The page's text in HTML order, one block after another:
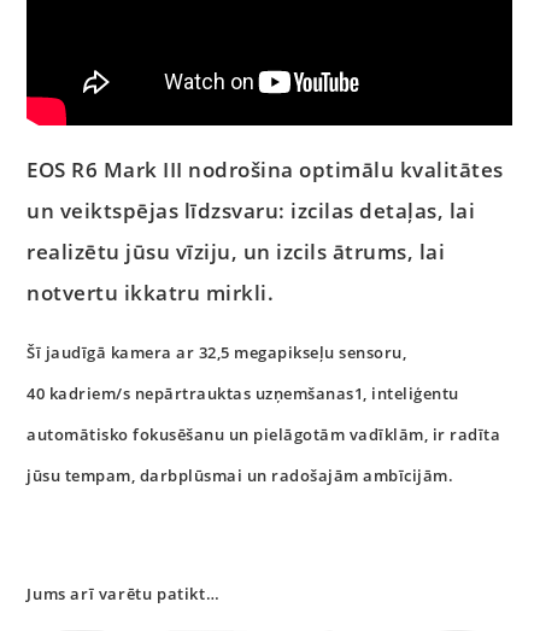
EOS R6 Mark III nodrošina optimālu kvalitātes
un veiktspējas līdzsvaru: izcilas detaļas, lai
realizētu jūsu vīziju, un izcils ātrums, lai
notvertu ikkatru mirkli.
Šī jaudīgā kamera ar 32,5 megapikseļu sensoru,
40 kadriem/s nepārtrauktas uzņemšanas1, inteliģentu
automātisko fokusēšanu un pielāgotām vadīklām, ir radīta
jūsu tempam, darbplūsmai un radošajām ambīcijām.
Jums arī varētu patikt…